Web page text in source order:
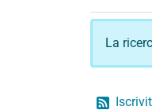
La